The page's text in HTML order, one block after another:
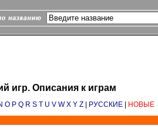
игр. Описания к играм
O P Q R S T U V W X Y Z| РУССКИЕ| НОВЫЕ